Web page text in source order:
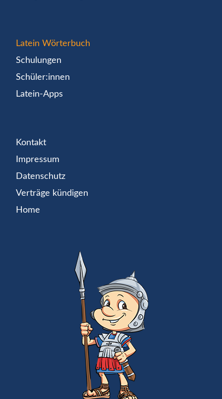
Latein Wörterbuch
Schulungen
Schüler:innen
Latein-Apps
Kontakt
Impressum
Datenschutz
Verträge kündigen
Home